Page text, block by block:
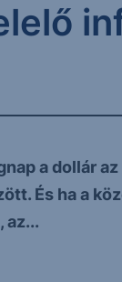
a dollár
És ha a
az...